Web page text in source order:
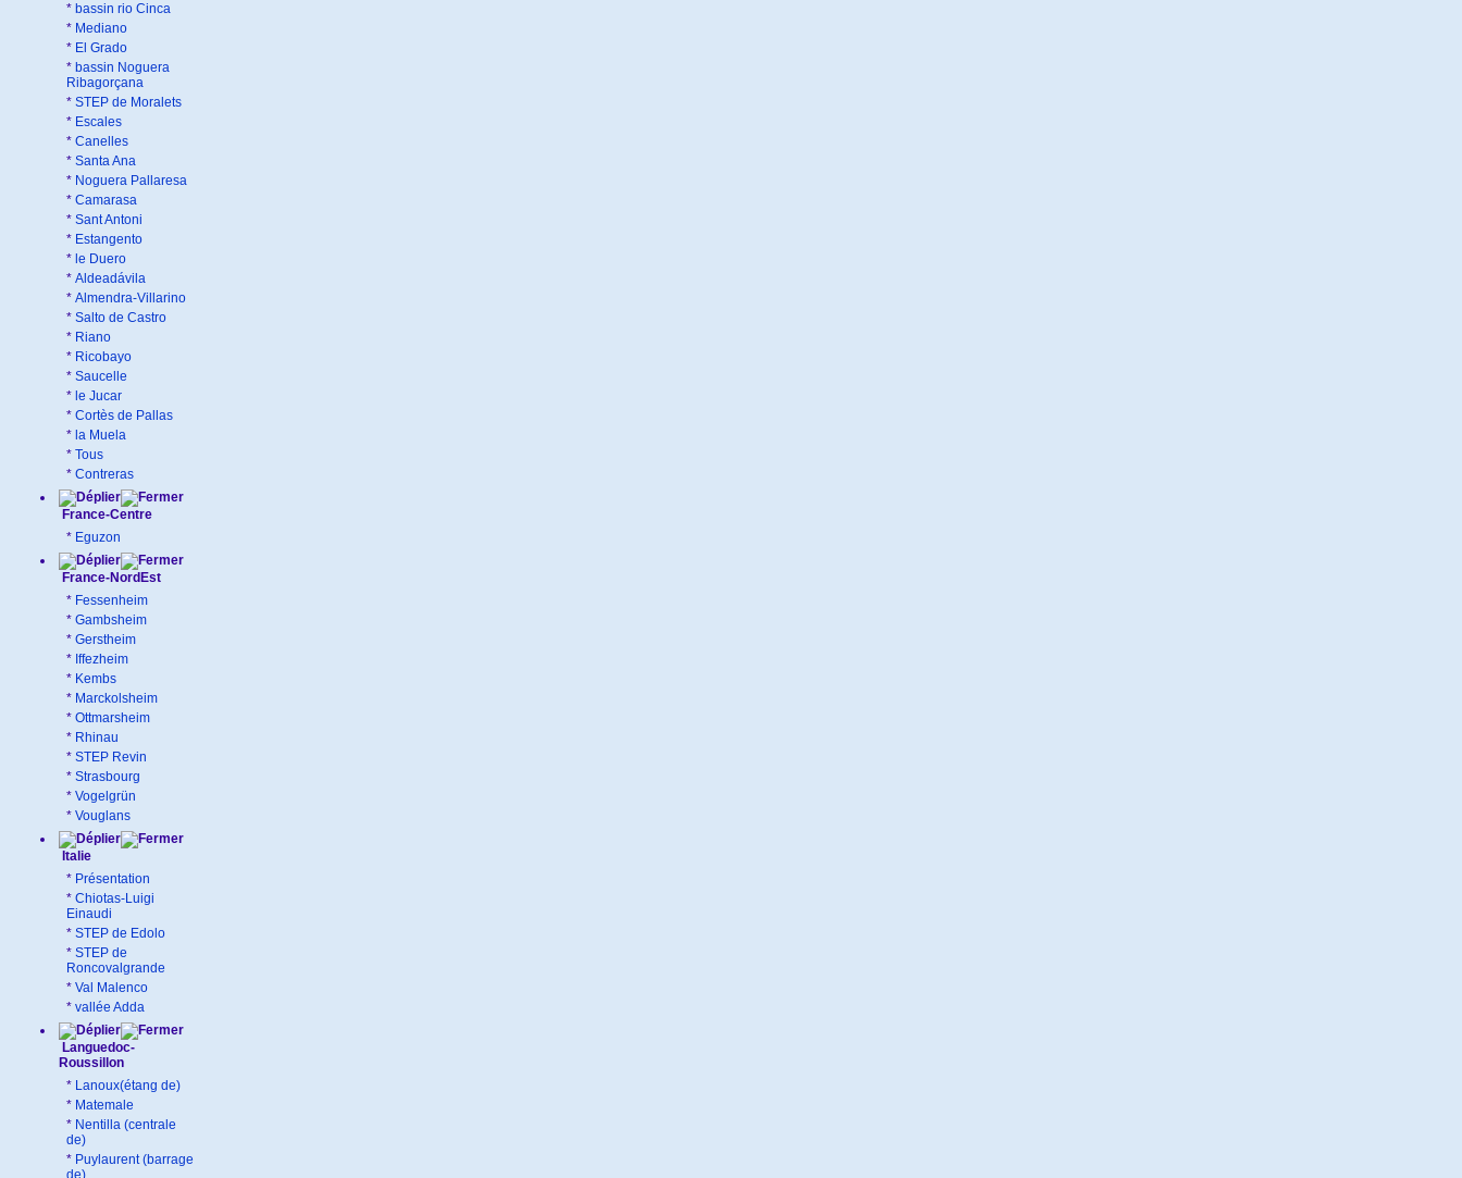
* bassin rio Cinca
* Mediano
* El Grado
* bassin Noguera
Ribagorçana
* STEP de Moralets
* Escales
* Canelles
* Santa Ana
* Noguera Pallaresa
* Camarasa
* Sant Antoni
* Estangento
* le Duero
* Aldeadávila
* Almendra-Villarino
* Salto de Castro
* Riano
* Ricobayo
* Saucelle
* le Jucar
* Cortès de Pallas
* la Muela
* Tous
* Contreras
France-Centre
* Eguzon
France-NordEst
* Fessenheim
* Gambsheim
* Gerstheim
* Iffezheim
* Kembs
* Marckolsheim
* Ottmarsheim
* Rhinau
* STEP Revin
* Strasbourg
* Vogelgrün
* Vouglans
Italie
* Présentation
* Chiotas-Luigi
Einaudi
* STEP de Edolo
* STEP de
Roncovalgrande
* Val Malenco
* vallée Adda
Languedoc-
Roussillon
* Lanoux(étang de)
* Matemale
* Nentilla (centrale
de)
* Puylaurent (barrage
de)